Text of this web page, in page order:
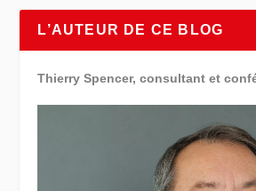
L’AUTEUR DE CE BLOG
Thierry Spencer, consultant et